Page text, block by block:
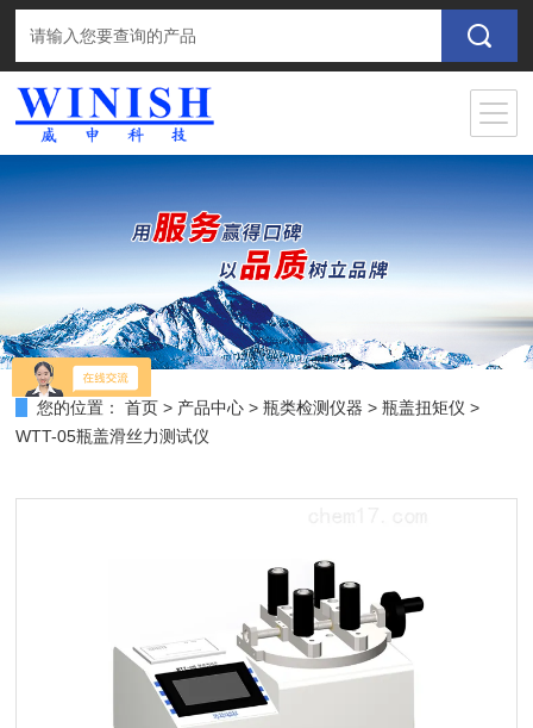
您的位置： 首页 > 产品中心 >瓶类检测仪器 >瓶盖扭矩仪 >
WTT-05瓶盖滑丝力测试仪